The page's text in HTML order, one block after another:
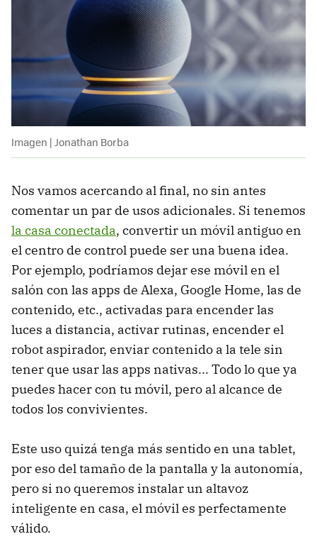
Imagen | Jonathan Borba
Nos vamos acercando al final, no sin antes
comentar un par de usos adicionales. Si tenemos
la casa conectada, convertir un móvil antiguo en
el centro de control puede ser una buena idea.
Por ejemplo, podríamos dejar ese móvil en el
salón con las apps de Alexa, Google Home, las de
contenido, etc., activadas para encender las
luces a distancia, activar rutinas, encender el
robot aspirador, enviar contenido a la tele sin
tener que usar las apps nativas... Todo lo que ya
puedes hacer con tu móvil, pero al alcance de
todos los convivientes.
Este uso quizá tenga más sentido en una tablet,
por eso del tamaño de la pantalla y la autonomía,
pero si no queremos instalar un altavoz
inteligente en casa, el móvil es perfectamente
válido.